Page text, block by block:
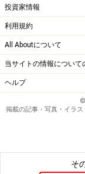
投資家情報
利用規約
All Aboutについて
当サイトの情報について
ヘルプ
©
掲載の記事・写真・イラ
そ